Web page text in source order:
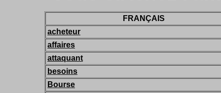
FRANÇAIS
acheteur
affaires
attaquant
besoins
Bourse